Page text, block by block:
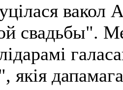
вакол
свадьбы".
якія